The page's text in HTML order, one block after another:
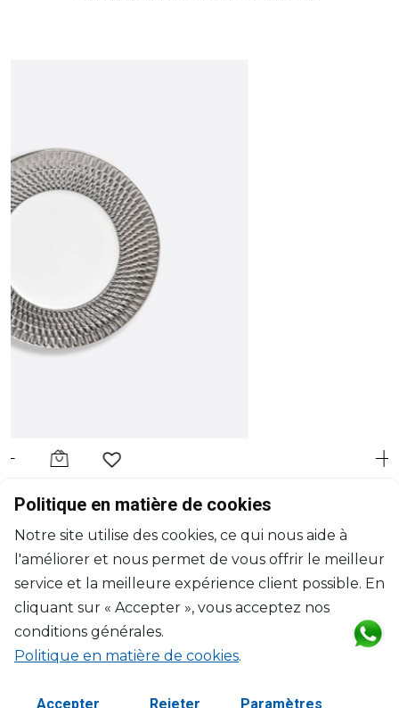
BERNARDAUD
Assiette de présentation
D: 29.5cm
$355
Politique en matière de cookies
Notre site utilise des cookies, ce qui nous aide à
l'améliorer et nous permet de vous offrir le meilleur
service et la meilleure expérience client possible. En
cliquant sur « Accepter », vous acceptez nos
conditions générales.
Politique en matière de cookies.
Accepter Rejeter Paramètres